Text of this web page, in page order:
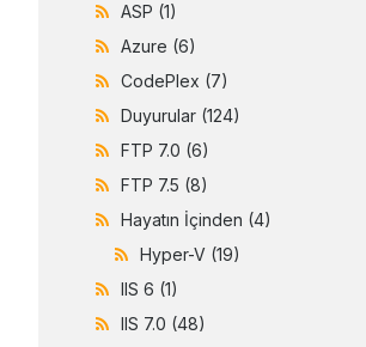
ASP (1)
Azure (6)
CodePlex (7)
Duyurular (124)
FTP 7.0 (6)
FTP 7.5 (8)
Hayatın İçinden (4)
Hyper-V (19)
IIS 6 (1)
IIS 7.0 (48)